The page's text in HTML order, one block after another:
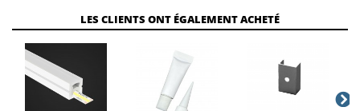
LES CLIENTS ONT ÉGALEMENT ACHETÉ